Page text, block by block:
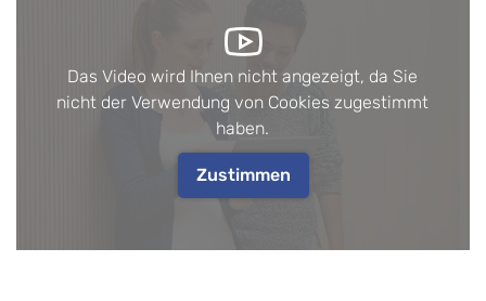
Das Video wird Ihnen nicht angezeigt, da Sie
nicht der Verwendung von Cookies zugestimmt
haben.
Zustimmen